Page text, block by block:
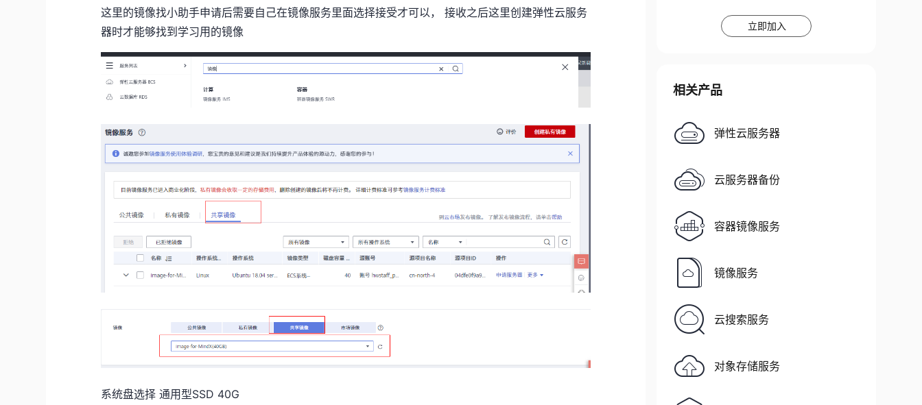
这里的镜像找小助手申请后需要自己在镜像服务里面选择接受才可以， 接收之后这里创建弹性云服务
器时才能够找到学习用的镜像
系统盘选择 通用型SSD 40G
立即加入
相关产品
弹性云服务器
云服务器备份
容器镜像服务
镜像服务
云搜索服务
对象存储服务